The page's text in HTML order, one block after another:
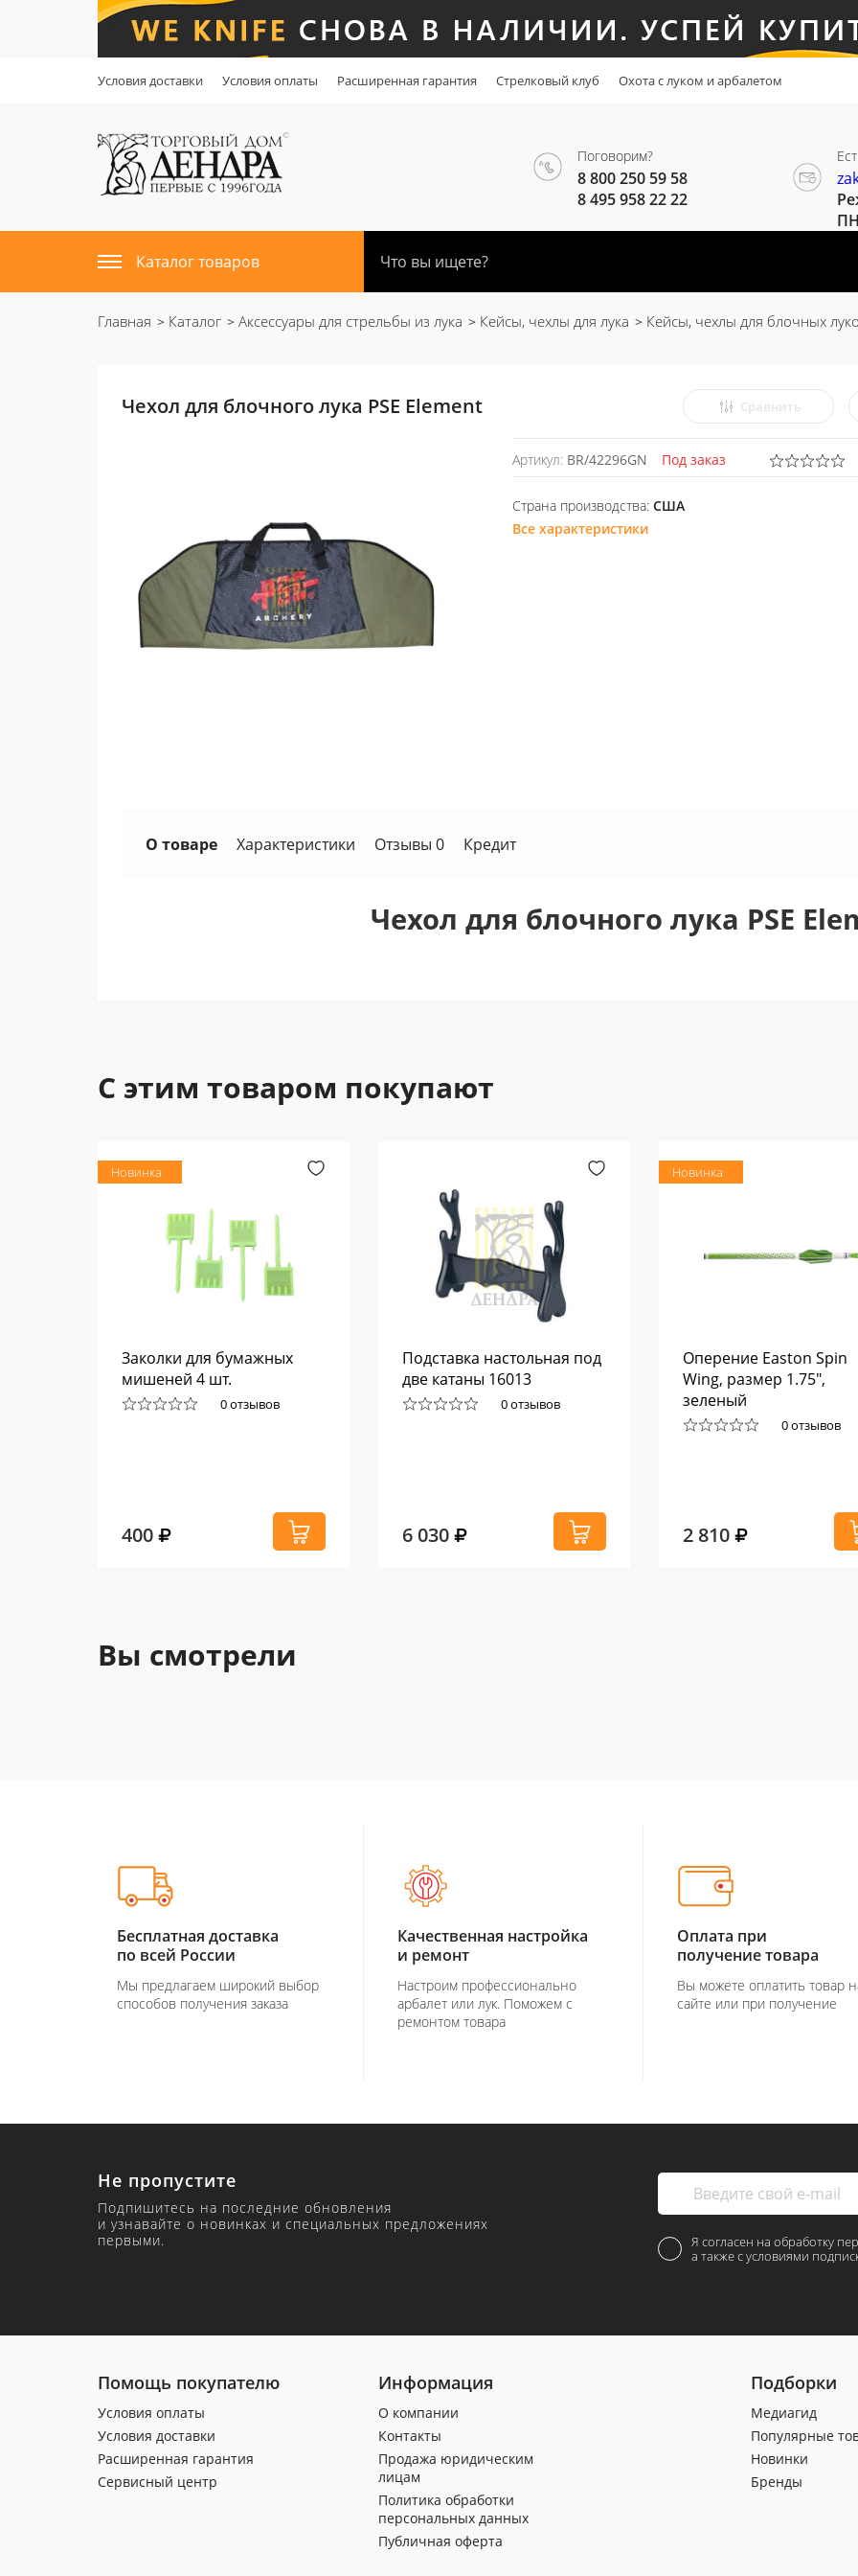
Условия доставки Условия оплаты Расширенная гарантия Стрелковый клуб Охота с луком и арбалетом
Поговорим?
8 800 250 59 58
8 495 958 22 22
Каталог товаров
Главная Каталог Аксессуары для стрельбы из лука Кейсы, чехлы для лука Кейсы, чехлы для блочных
Чехол для блочного лука PSE Element Сравнить
Артикул: BR/42296GN Под заказ
Страна производства:США
Все характеристики
О товаре Характеристики Отзывы 0 Кредит
Чехол для блочного лука PSE
С этим товаром покупают
Новинка
Заколки для бумажных
мишеней 4 шт.
0 отзывов
400
Подставка настольная под
две катаны 16013
0 отзывов
6 030
Новинка
Оперение Easton Spin
Wing, размер 1.75",
зеленый
0 отзывов
2 810
Вы смотрели
Бесплатная доставка
по всей России
Мы предлагаем широкий выбор
способов получения заказа
Качественная настройка
и ремонт
Настроим профессионально
арбалет или лук. Поможем с
ремонтом товара
Оплата при
получение товара
Вы можете оплатить товар
сайте или при получение
Не пропустите
Подпишитесь на последние обновления
и узнавайте о новинках и специальных предложениях
первыми.
Я согласен на обработку
а также с условиями
Помощь покупателю
Условия оплаты
Условия доставки
Расширенная гарантия
Сервисный центр
Информация
О компании
Контакты
Продажа юридическим
лицам
Политика обработки
персональных данных
Публичная оферта
Подборки
Медиагид
Популярные
Новинки
Бренды